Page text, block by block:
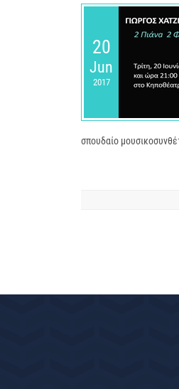
20
Jun
2017
σπουδαίο